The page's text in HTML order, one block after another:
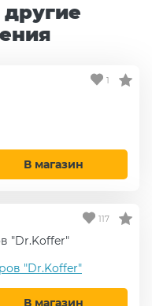
1
В магазин
117
"Dr.Koffer"
В магазин